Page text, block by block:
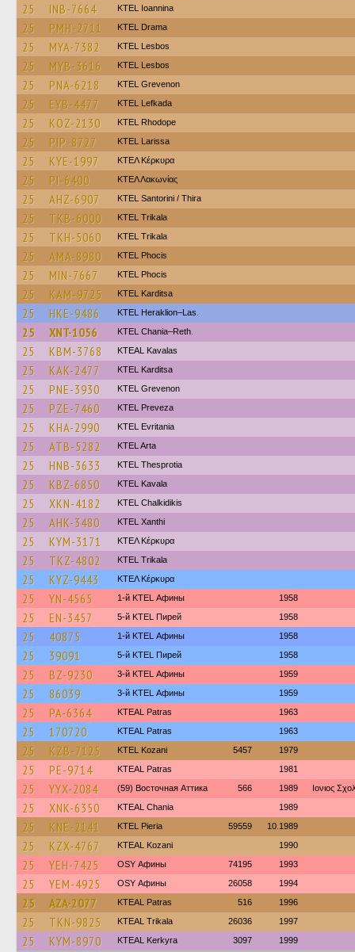
25 INB-7664 KTEL Ioannina
25 PMH-2711 KTEL Drama
25 MYA-7382 KTEL Lesbos
25 MYB-3616 KTEL Lesbos
25 PNA-6218 ΚΤΕL Grevenon
25 EYB-4477 KTEL Lefkada
25 KOZ-2130 KTEL Rhodope
25 PIP-8727 KTEL Larissa
25 KYE-1997 ΚΤΕΛ Κέρκυρα
25 PI-6400 ΚΤΕΛ Λακωνίας
25 AHZ-6907 KTEL Santorini / Thira
25 TKB-6000 ΚΤΕL Τrikala
25 TKH-5060 ΚΤΕL Τrikala
25 AMA-8980 ΚΤΕL Phocis
25 MIN-7667 ΚΤΕL Phocis
25 KAM-9725 ΚΤΕL Karditsa
25 HKE-9486 KTEL Heraklion–Las.
25 XNT-1056 KTEL Chania–Reth.
25 KBM-3768 KTEAL Kavalas
25 KAK-2477 ΚΤΕL Karditsa
25 PNE-3930 ΚΤΕL Grevenon
25 PZE-7460 KTEL Preveza
25 KHA-2990 ΚΤΕL Evritania
25 ATB-5282 KTEL Arta
25 HNB-3633 KTEL Thesprotia
25 KBZ-6850 KTEL Kavala
25 XKN-4182 ΚΤΕL Chalkidikis
25 AHK-3480 KTEL Xanthi
25 KYM-3171 ΚΤΕΛ Κέρκυρα
25 TKZ-4802 ΚΤΕL Τrikala
25 KYZ-9443 ΚΤΕΛ Κέρκυρα
25 YN-4565 1-й KTEL Афины 1958
25 EN-3457 5-й KTEL Пирей 1958
25 40875 1-й KTEL Афины 1958
25 39091 5-й KTEL Пирей 1958
25 BZ-9230 3-й KTEL Афины 1959
25 86039 3-й KTEL Афины 1959
25 PA-6364 KTEAL Patras 1963
25 170720 KTEAL Patras 1963
25 KZB-7125 ΚΤΕL Kozani 5457 1979
25 PE-9714 KTEAL Patras 1981
25 YYX-2084 (59) Восточная Аттика 566 1989 Ιονιος
25 XNK-6350 KTEAL Chania 1989
25 KNE-2141 KTEL Pieria 59559 10.1989
25 KZX-4767 KTEAL Kozani 1990
25 YEH-7425 OSY Афины 74195 1993
25 YEM-4925 OSY Афины 26058 1994
25 AZA-2077 KTEAL Patras 516 1996
25 TKN-9825 KTEAL Trikala 26036 1997
25 KYM-8970 KTEAL Kerkyra 3097 1999